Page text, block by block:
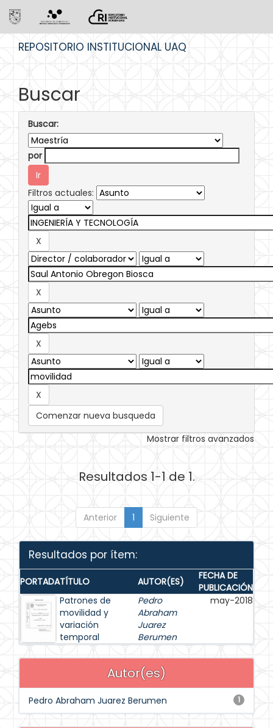
REPOSITORIO INSTITUCIONAL UAQ
Buscar
Buscar:
por
Filtros actuales:
Comenzar nueva busqueda
Mostrar filtros avanzados
Resultados 1-1 de 1.
Anterior 1 Siguiente
Resultados por ítem:
PORTADATÍTULO AUTOR(ES)
FECHA DE
PUBLICACIÓN
Patrones de
movilidad y
variación
temporal
Pedro
Abraham
Juarez
Berumen
may-2018
Autor(es)
1
Pedro Abraham Juarez Berumen